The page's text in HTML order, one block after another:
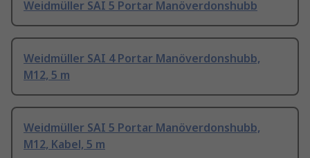
Weidmüller SAI 5 Portar Manöverdonshubb
Weidmüller SAI 4 Portar Manöverdonshubb,
M12, 5 m
Weidmüller SAI 5 Portar Manöverdonshubb,
M12, Kabel, 5 m